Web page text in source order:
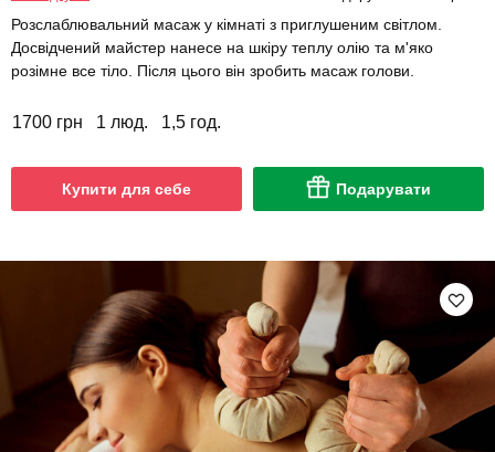
Розслаблювальний масаж у кімнаті з приглушеним світлом.
Досвідчений майстер нанесе на шкіру теплу олію та м'яко
розімне все тіло. Після цього він зробить масаж голови.
1700 грн 1 люд. 1,5 год.
Купити для себе Подарувати